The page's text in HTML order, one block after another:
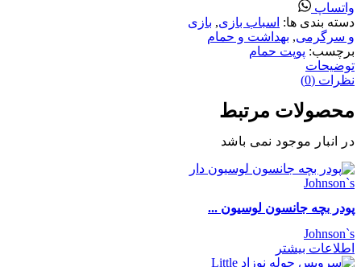
واتساپ
دسته بندی ها: اسباب بازی, بازی
و سرگرمی, بهداشت و حمام
برچسب: پوپت حمام
توضیحات
نظرات (0)
محصولات مرتبط
در انبار موجود نمی باشد
پودر بچه جانسون لوسیون ...
Johnson`s
اطلاعات بیشتر